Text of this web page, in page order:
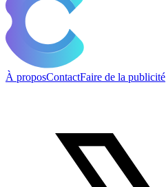
À proposContactFaire de la publicité